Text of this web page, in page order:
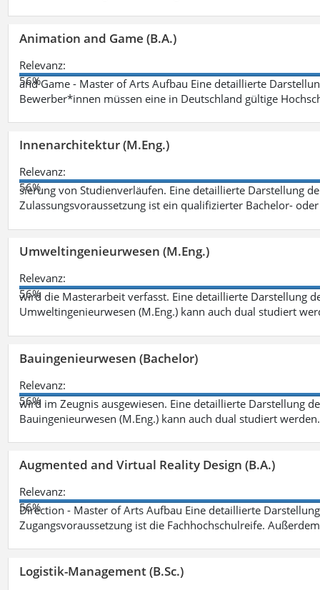
Animation and Game (B.A.)
Relevanz:
56%
and Game - Master of Arts Aufbau Eine detaillierte
Bewerber*innen müssen eine in Deutschland gültige
Innenarchitektur (M.Eng.)
Relevanz:
56%
sierung von Studienverläufen. Eine detaillierte Darstellung
Zulassungsvoraussetzung ist ein qualifizierter Bachelor-
Umweltingenieurwesen (M.Eng.)
Relevanz:
56%
wird die Masterarbeit verfasst. Eine detaillierte Darstellung
Umweltingenieurwesen (M.Eng.) kann auch dual studiert
Bauingenieurwesen (Bachelor)
Relevanz:
56%
wird im Zeugnis ausgewiesen. Eine detaillierte Darstellung
Bauingenieurwesen (M.Eng.) kann auch dual studiert
Augmented and Virtual Reality Design (B.A.)
Relevanz:
56%
Direction - Master of Arts Aufbau Eine detaillierte
Zugangsvoraussetzung ist die Fachhochschulreife.
Logistik-Management (B.Sc.)